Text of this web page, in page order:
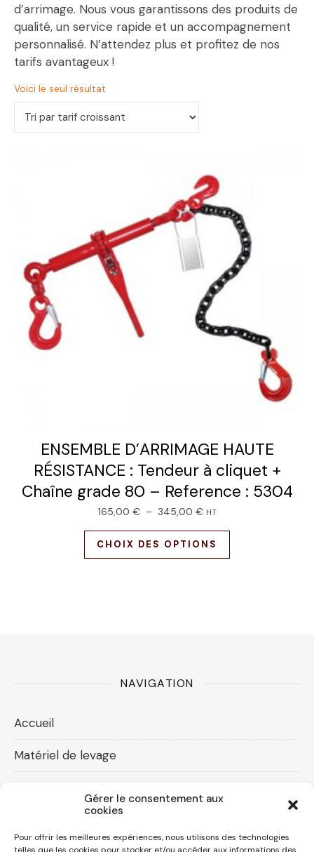
Gérer le consentement aux
cookies
Pour offrir les meilleures expériences, nous utilisons des technologies
d’arrimage. Nous vous garantissons des produits de
qualité, un service rapide et un accompagnement
personnalisé. N’attendez plus et profitez de nos
tarifs avantageux !
Voici le seul résultat
ENSEMBLE D’ARRIMAGE HAUTE
RÉSISTANCE : Tendeur à cliquet +
Chaîne grade 80 – Reference : 5304
165,00 € – 345,00 € HT
CHOIX DES OPTIONS
NAVIGATION
Accueil
Matériel de levage